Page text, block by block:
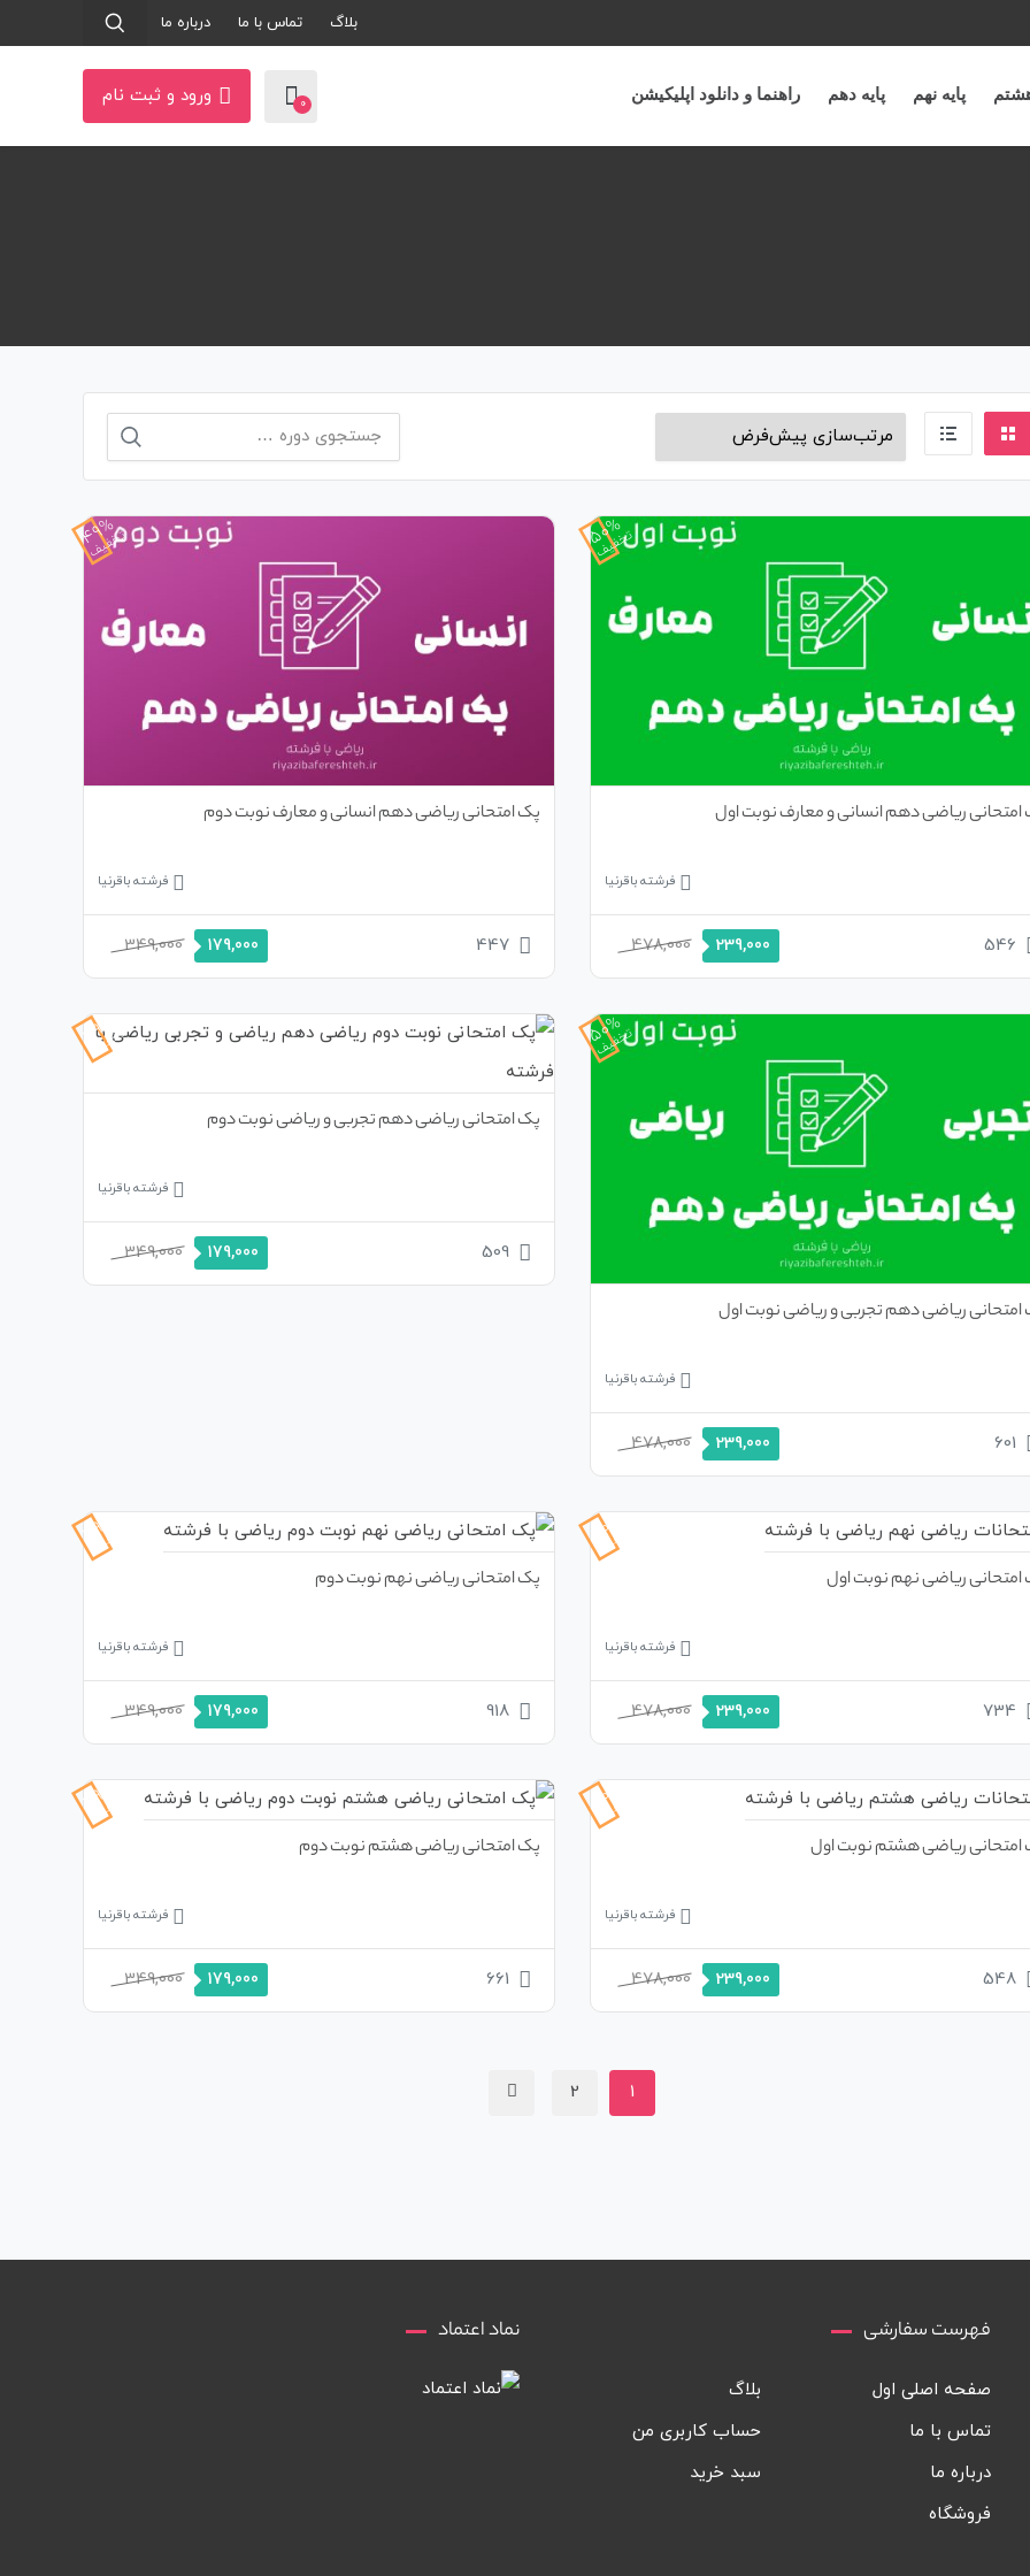
بلاگ تماس با ما درباره ما
پایه نهم پایه دهم راهنما و دانلود اپلیکیشن
0 ورود و ثبت نام
جستجو
برای:
50%
تخفیف
ریاضی دهم انسانی و معارف نوبت اول
فرشته باقرنیا
546
478,000 239,000
49%
تخفیف
پک امتحانی ریاضی دهم انسانی و معارف نوبت دوم
فرشته باقرنیا
447
349,000 179,000
50%
تخفیف
امتحانی ریاضی دهم تجربی و ریاضی نوبت اول
فرشته باقرنیا
601
478,000 239,000
49%
تخفیف
پک امتحانی ریاضی دهم تجربی و ریاضی نوبت دوم
فرشته باقرنیا
509
349,000 179,000
50%
تخفیف
ریاضی نهم نوبت اول
فرشته باقرنیا
734
478,000 239,000
49%
تخفیف
پک امتحانی ریاضی نهم نوبت دوم
فرشته باقرنیا
918
349,000 179,000
50%
تخفیف
امتحانی ریاضی هشتم نوبت اول
فرشته باقرنیا
548
478,000 239,000
49%
تخفیف
پک امتحانی ریاضی هشتم نوبت دوم
فرشته باقرنیا
661
349,000 179,000
1
2
فهرست سفارشی
صفحه اصلی اول
بلاگ
تماس با ما
حساب کاربری من
درباره ما
سبد خرید
فروشگاه
نماد اعتماد